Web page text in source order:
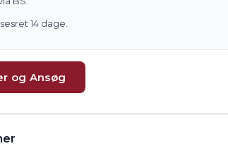
14 dage.
og Ansøg